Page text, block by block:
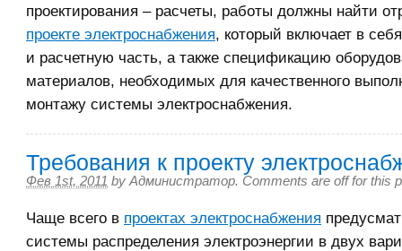
проектирования – расчеты, работы должны найти
проекте электроснабжения, который включает в
и расчетную часть, а также спецификацию
материалов, необходимых для качественного
монтажу системы электроснабжения.
Требования к проекту
Фев 1st, 2011 by Администратор. Comments are off for this
Чаще всего в проектах электроснабжения
системы распределения электроэнергии в двух